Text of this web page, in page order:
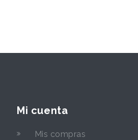
Mi cuenta
Mis compras